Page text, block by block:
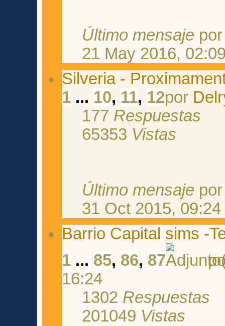
Último mensaje
21 May 2016,
Silveria -
1 ... 10, 11, 12por
177 Respuestas
65353 Vistas
Último mensaje
31 Oct 2015, 09:24
Barrio Capital sims -
1 ... 85, 86, 87
16:24
1302 Respuestas
201049 Vistas